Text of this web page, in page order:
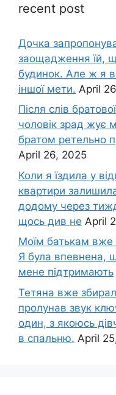
recent post
Дочка
заощадження їй,
будинок. Але ж я
іншої мети. April
Після слів
чоловік зpад жує
братом ретельно
April 26, 2025
Коли я їздила у
квартири
додому через
щось див не April
Моїм батькам вже
Я була впевнена,
мене підтримають
Тетяна вже
пролунав звук
один, з якоюсь
в спальню. April